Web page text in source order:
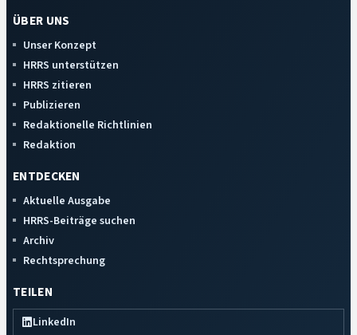
ÜBER UNS
Unser Konzept
HRRS unterstützen
HRRS zitieren
Publizieren
Redaktionelle Richtlinien
Redaktion
ENTDECKEN
Aktuelle Ausgabe
HRRS-Beiträge suchen
Archiv
Rechtsprechung
TEILEN
LinkedIn